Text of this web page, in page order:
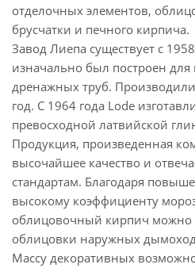
отделочных элементов,
брусчатки и печного кирпича.
Завод Лиепа существует с
изначально был построен для
дренажных труб.
год. С 1964 года Lode
превосходной латвийской
Продукция, произведенная
высочайшее качество и
стандартам. Благодаря
высокому коэффициенту
облицовочный кирпич можно
облицовки наружных
Массу декоративных